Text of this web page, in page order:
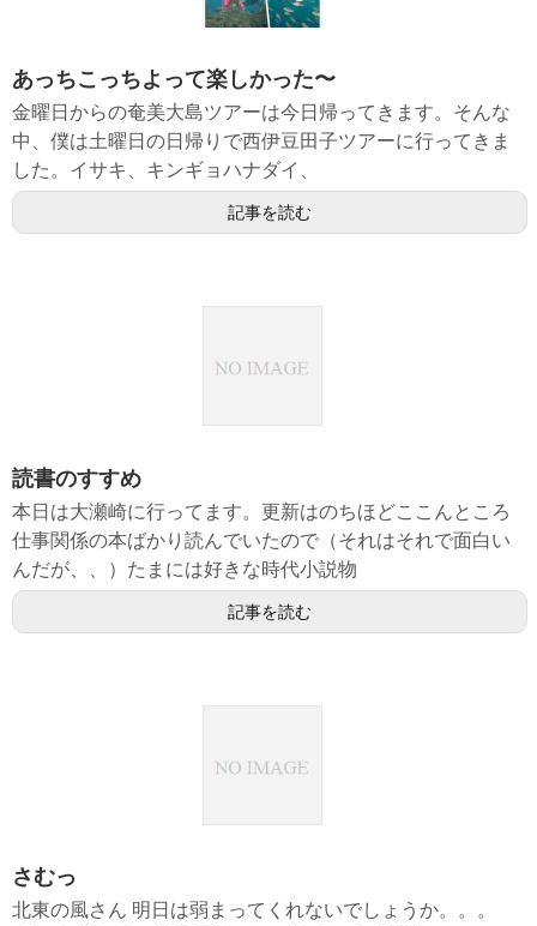
あっちこっちよって楽しかった〜
金曜日からの奄美大島ツアーは今日帰ってきます。そんな
中、僕は土曜日の日帰りで西伊豆田子ツアーに行ってきま
した。イサキ、キンギョハナダイ、
記事を読む
読書のすすめ
本日は大瀬崎に行ってます。更新はのちほどここんところ
仕事関係の本ばかり読んでいたので（それはそれで面白い
んだが、、）たまには好きな時代小説物
記事を読む
さむっ
北東の風さん 明日は弱まってくれないでしょうか。。。